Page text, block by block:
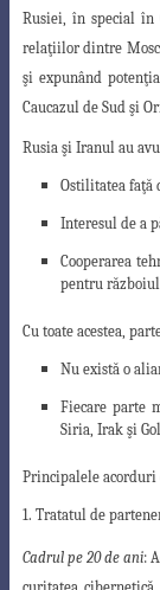
Rusiei, în special
relaţiilor dintre
şi expunând
Caucazul de Sud şi
Rusia şi Iranul au
Ostilitatea faţă
Interesul de a
Cooperarea
pentru
Cu toate acestea,
Nu există o
Fiecare parte
Siria, Irak şi
Principalele acorduri
1. Tratatul de
Cadrul pe 20 de ani: